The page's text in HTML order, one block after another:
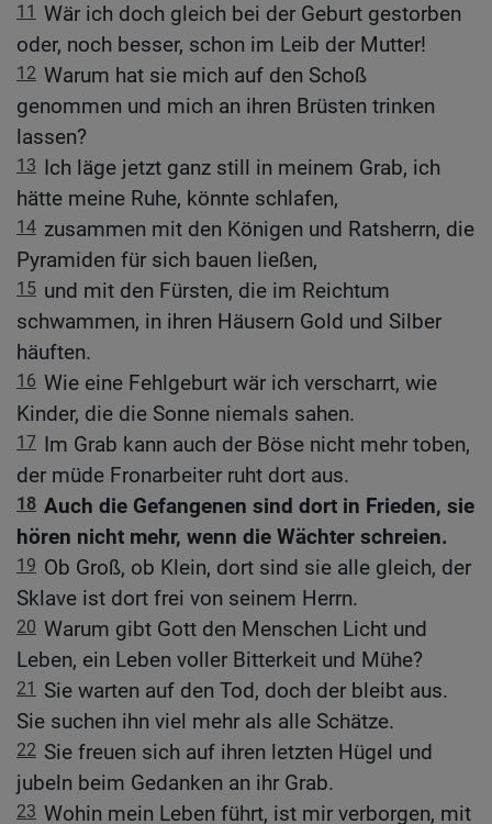
11 Wär ich doch gleich bei der Geburt gestorben
oder, noch besser, schon im Leib der Mutter!
12 Warum hat sie mich auf den Schoß
genommen und mich an ihren Brüsten trinken
lassen?
13 Ich läge jetzt ganz still in meinem Grab, ich
hätte meine Ruhe, könnte schlafen,
14 zusammen mit den Königen und Ratsherrn, die
Pyramiden für sich bauen ließen,
15 und mit den Fürsten, die im Reichtum
schwammen, in ihren Häusern Gold und Silber
häuften.
16 Wie eine Fehlgeburt wär ich verscharrt, wie
Kinder, die die Sonne niemals sahen.
17 Im Grab kann auch der Böse nicht mehr toben,
der müde Fronarbeiter ruht dort aus.
18 Auch die Gefangenen sind dort in Frieden, sie
hören nicht mehr, wenn die Wächter schreien.
19 Ob Groß, ob Klein, dort sind sie alle gleich, der
Sklave ist dort frei von seinem Herrn.
20 Warum gibt Gott den Menschen Licht und
Leben, ein Leben voller Bitterkeit und Mühe?
21
Sie warten auf den Tod, doch der bleibt aus.
Sie suchen ihn viel mehr als alle Schätze.
22 Sie freuen sich auf ihren letzten Hügel und
jubeln beim Gedanken an ihr Grab.
23 Wohin mein Leben führt, ist mir verborgen, mit